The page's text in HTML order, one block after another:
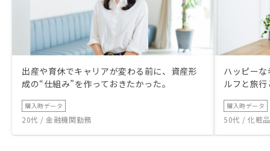
出産や育休でキャリアが変わる前に、資産形
成の“仕組み”を作っておきたかった。
購入時データ
20代 / 金融機関勤務
ハッピー
ルフと旅
購入時データ
50代 / 化粧